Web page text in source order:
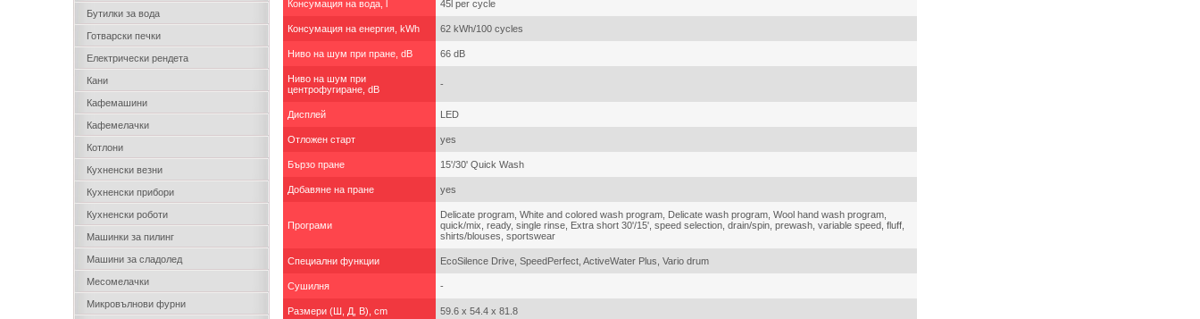
Бутилки за вода
Готварски печки
Електрически рендета
Кани
Кафемашини
Кафемелачки
Котлони
Кухненски везни
Кухненски прибори
Кухненски роботи
Машинки за пилинг
Машини за сладолед
Месомелачки
Микровълнови фурни
Консумация на вода, l 45l per cycle
Консумация на енергия, kWh 62 kWh/100 cycles
Ниво на шум при пране, dB 66 dB
Ниво на шум при
центрофугиране, dB
-
Дисплей LED
Отложен старт yes
Бързо пране 15'/30' Quick Wash
Добавяне на пране yes
Програми
Delicate program, White and colored wash program, Delicate wash program, Wool hand wash program,
quick/mix, ready, single rinse, Extra short 30'/15', speed selection, drain/spin, prewash, variable speed, fluff,
shirts/blouses, sportswear
Специални функции EcoSilence Drive, SpeedPerfect, ActiveWater Plus, Vario drum
Сушилня -
Размери (Ш, Д, В), cm 59.6 x 54.4 x 81.8